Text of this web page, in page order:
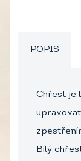
POPIS
Chřest je
Bílý